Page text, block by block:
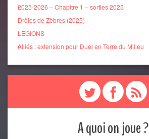
2025-2026 – Chapitre 1 – sorties 2025
Drôles de Zèbres (2025)
LEGIONS
Alliés : extension pour Duel en Terre du Milieu
A quoi on joue ?